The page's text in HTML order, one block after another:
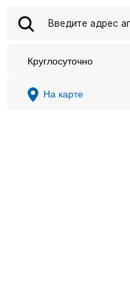
Круглосуточно
На карте